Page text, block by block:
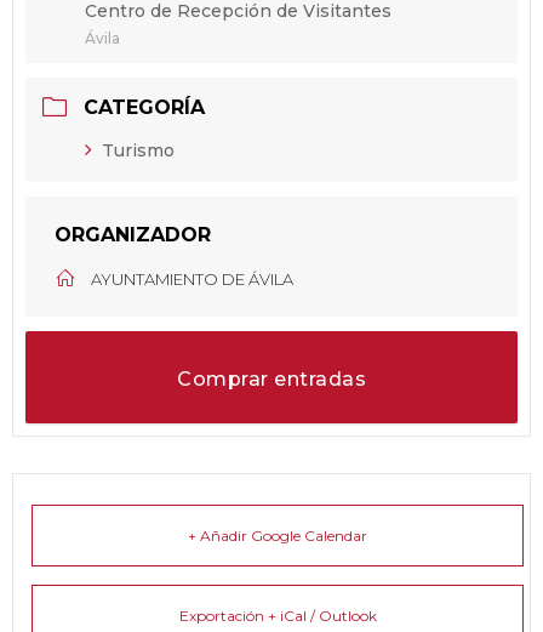
Centro de Recepción de Visitantes
Ávila
CATEGORÍA
Turismo
ORGANIZADOR
AYUNTAMIENTO DE ÁVILA
Comprar entradas
+ Añadir Google Calendar
Exportación + iCal / Outlook